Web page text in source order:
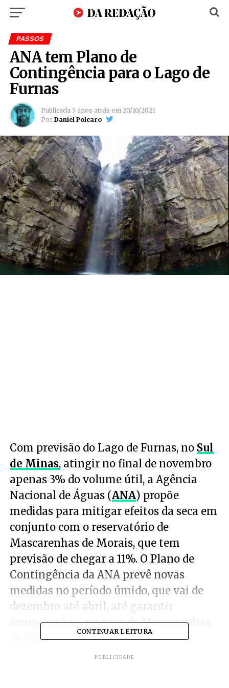
PASSOS
ANA tem Plano de
Contingência para o Lago de
Furnas
Publicada 5 anos atrás em 20/10/2021
Por Daniel Polcaro
Com previsão do Lago de Furnas, no Sul
de Minas, atingir no final de novembro
apenas 3% do volume útil, a Agência
Nacional de Águas (ANA) propõe
medidas para mitigar efeitos da seca em
conjunto com o reservatório de
Mascarenhas de Morais, que tem
previsão de chegar a 11%. O Plano de
Contingência da ANA prevê novas
medidas no período úmido, que vai de
dezembro até abril, até garantir
recuperação – no caso de Mascarenhas,
de 70%.
CONTINUAR LEITURA
PUBLICIDADE